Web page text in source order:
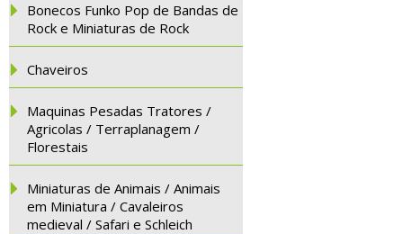
Bonecos Funko Pop de Bandas de
Rock e Miniaturas de Rock
Chaveiros
Maquinas Pesadas Tratores /
Agricolas / Terraplanagem /
Florestais
Miniaturas de Animais / Animais
em Miniatura / Cavaleiros
medieval / Safari e Schleich